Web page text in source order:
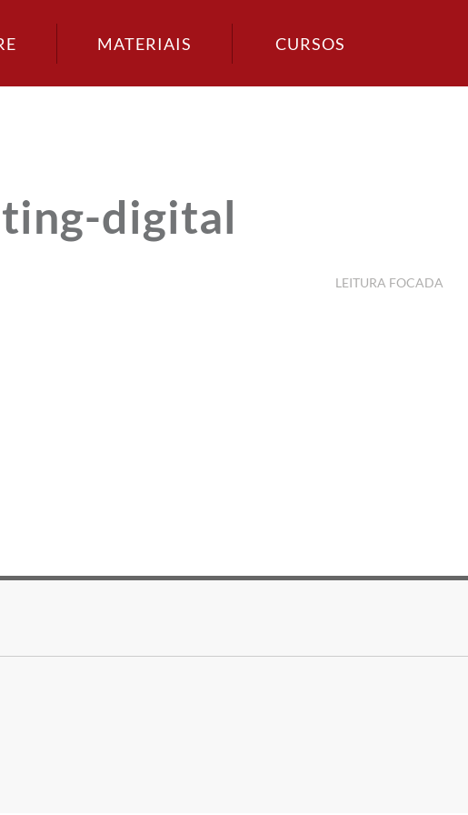
MATERIAIS CURSOS
digital
LEITURA FOCADA